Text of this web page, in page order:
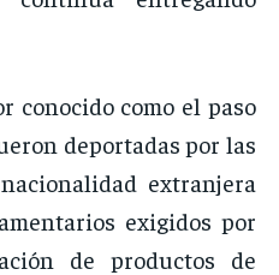
conocido como el paso
deportadas por las
extranjera
exigidos por
de productos de